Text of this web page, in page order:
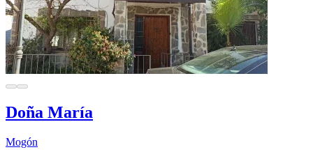
Doña María
Mogón